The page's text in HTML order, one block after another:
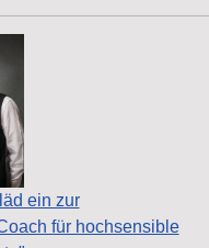
ein zur
für hochsensible